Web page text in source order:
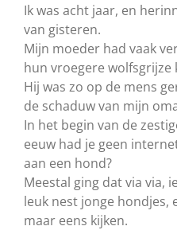
Ik was acht jaar, en
van gisteren.
Mijn moeder had vaak
hun vroegere wolfsgrijze
Hij was zo op de mens
de schaduw van mijn
In het begin van de
eeuw had je geen
aan een hond?
Meestal ging dat via via,
leuk nest jonge hondjes,
maar eens kijken.